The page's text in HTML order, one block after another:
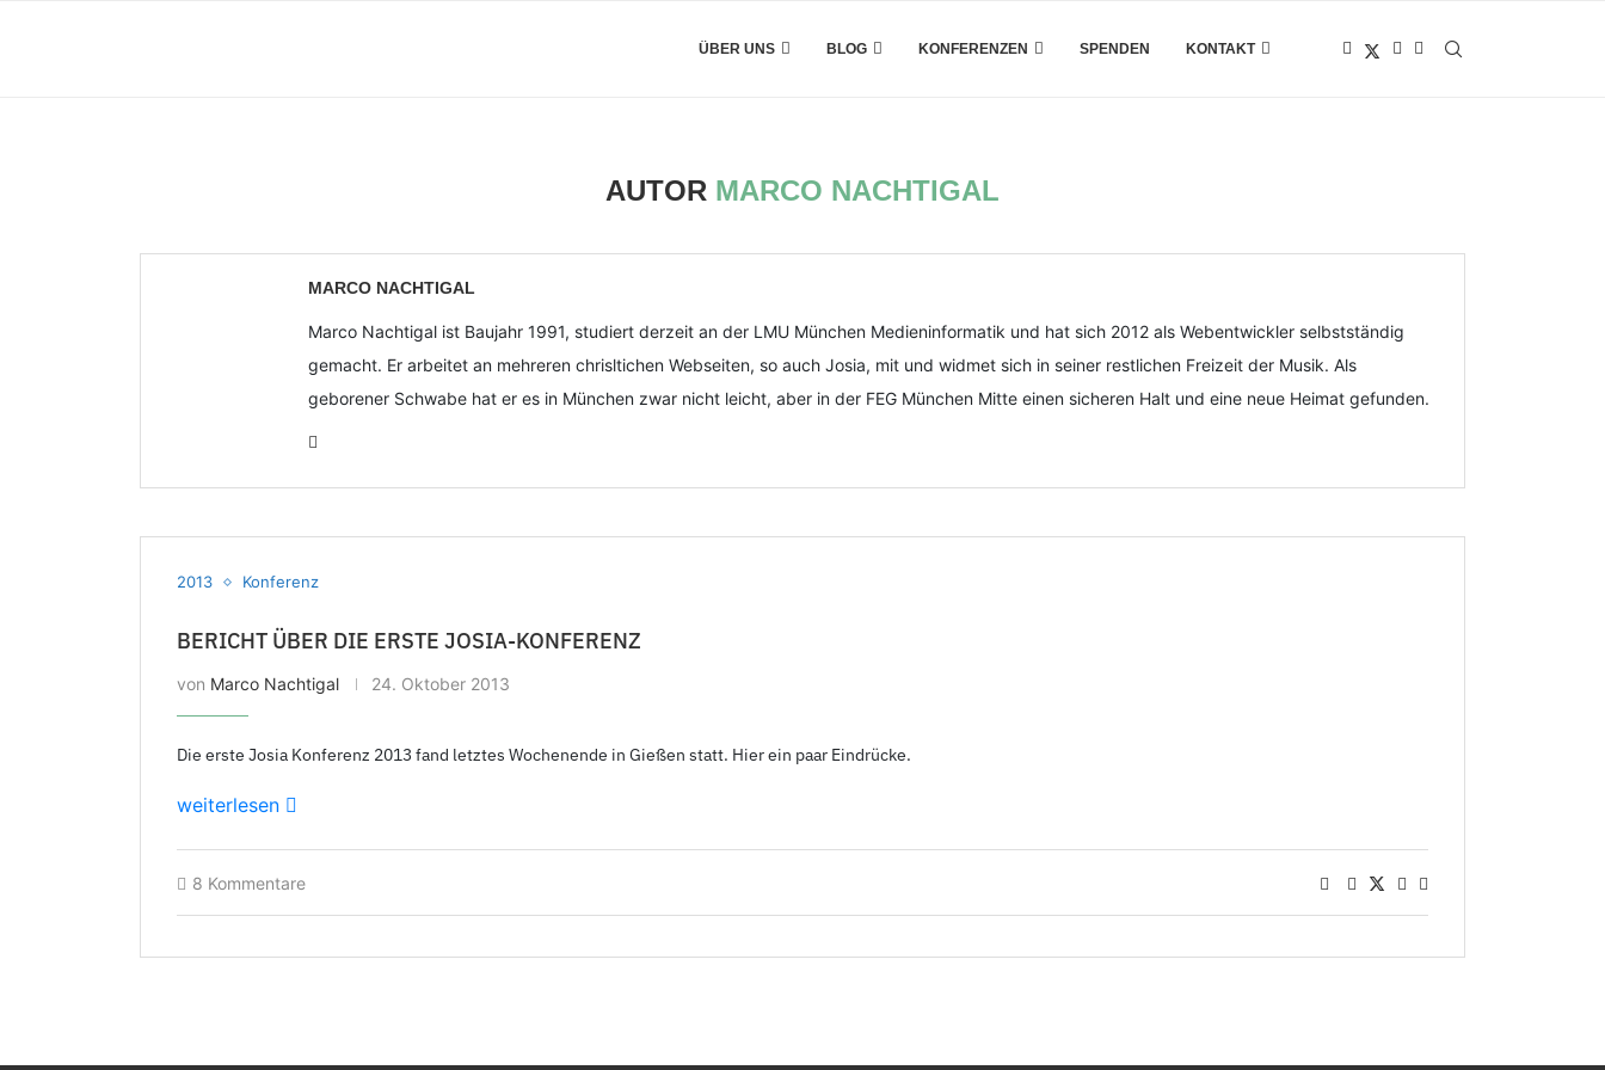
ÜBER UNS BLOG KONFERENZEN SPENDEN KONTAKT
AUTOR MARCO NACHTIGAL
MARCO NACHTIGAL
Marco Nachtigal ist Baujahr 1991, studiert derzeit an der LMU München Medieninformatik und hat sich 2012 als Webentwickler selbstständig
gemacht. Er arbeitet an mehreren chrisltichen Webseiten, so auch Josia, mit und widmet sich in seiner restlichen Freizeit der Musik. Als
geborener Schwabe hat er es in München zwar nicht leicht, aber in der FEG München Mitte einen sicheren Halt und eine neue Heimat gefunden.
2013 Konferenz
BERICHT ÜBER DIE ERSTE JOSIA-KONFERENZ
von Marco Nachtigal 24. Oktober 2013
Die erste Josia Konferenz 2013 fand letztes Wochenende in Gießen statt. Hier ein paar Eindrücke.
weiterlesen
8 Kommentare